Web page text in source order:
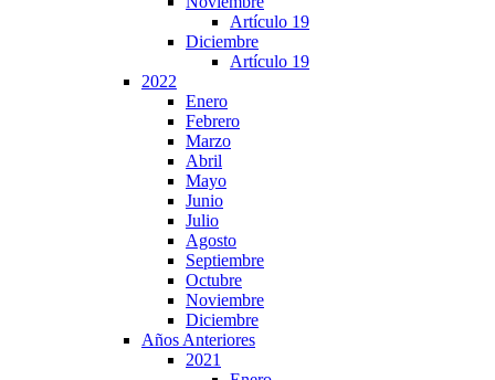
Artículo 19
Diciembre
Artículo 19
2022
Enero
Febrero
Marzo
Abril
Mayo
Junio
Julio
Agosto
Septiembre
Octubre
Noviembre
Diciembre
Años Anteriores
2021